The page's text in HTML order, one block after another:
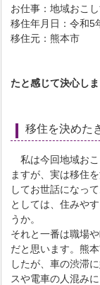
お仕事：地域おこ
移住年月日：令和5
移住元：熊本市
たと感じて決心し
移住を決めた
私は今回地域おこ
ますが、実は移住
してお世話になっ
としては、住みや
うか。
それと一番は職場
だと思います。熊
したが、車の渋滞
スや電車の人混み